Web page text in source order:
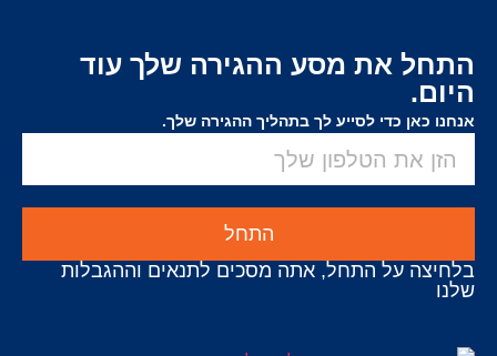
התחל את מסע ההגירה שלך עוד
היום.
אנחנו כאן כדי לסייע לך בתהליך ההגירה שלך.
התחל
בלחיצה על התחל, אתה מסכים לתנאים וההגבלות
שלנו